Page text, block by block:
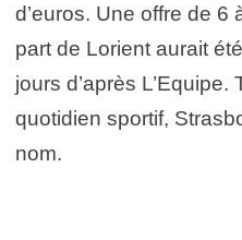
d’euros. Une offre de 6
part de Lorient aurait
jours d’après L’Equipe.
quotidien sportif,
nom.